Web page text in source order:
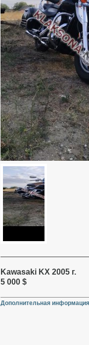
Kawasaki KX 2005 г.
5 000 $
Дополнительная